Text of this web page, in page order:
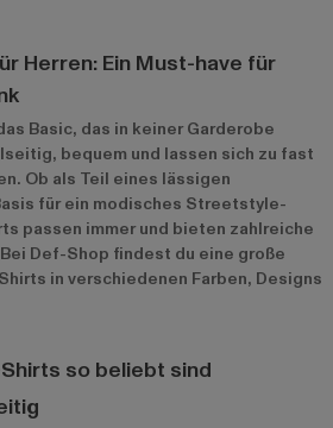
Herren: Ein Must-have für
Basic, das in keiner Garderobe
bequem und lassen sich zu fast
Ob als Teil eines lässigen
für ein modisches Streetstyle-
passen immer und bieten zahlreiche
Def-Shop findest du eine große
in verschiedenen Farben, Designs
so beliebt sind